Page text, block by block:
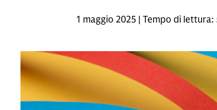
1 maggio 2025 | Tempo di lettura: